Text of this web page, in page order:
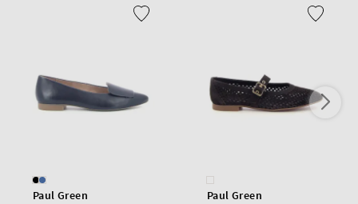
Paul Green
Paul Green